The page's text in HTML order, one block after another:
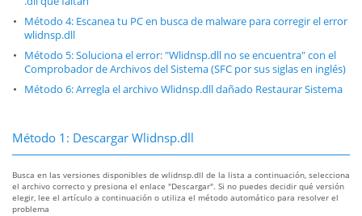
Método 4: Escanea tu PC en busca de malware para corregir el error
wlidnsp.dll
Método 5: Soluciona el error: "Wlidnsp.dll no se encuentra" con el
Comprobador de Archivos del Sistema (SFC por sus siglas en inglés)
Método 6: Arregla el archivo Wlidnsp.dll dañado Restaurar Sistema
Método 1: Descargar Wlidnsp.dll
Busca en las versiones disponibles de wlidnsp.dll de la lista a continuación, selecciona
el archivo correcto y presiona el enlace "Descargar". Si no puedes decidir qué versión
elegir, lee el artículo a continuación o utiliza el método automático para resolver el
problema